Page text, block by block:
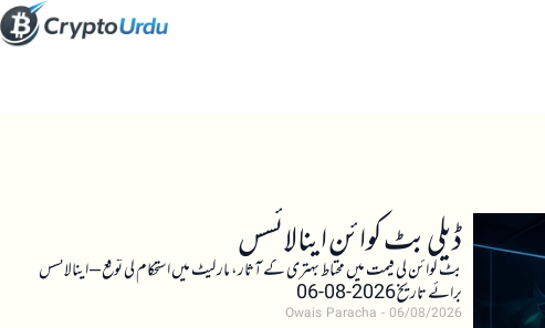
ڈیلی بٹ کوائن اینالائسس
بٹ کوائن کی قیمت میں محتاط بہتری کے آثار، مارکیٹ میں استحکام کی توقع – اینالائسس
برائے تاریخ 2026-08-06
Owais Paracha 06/08/2026